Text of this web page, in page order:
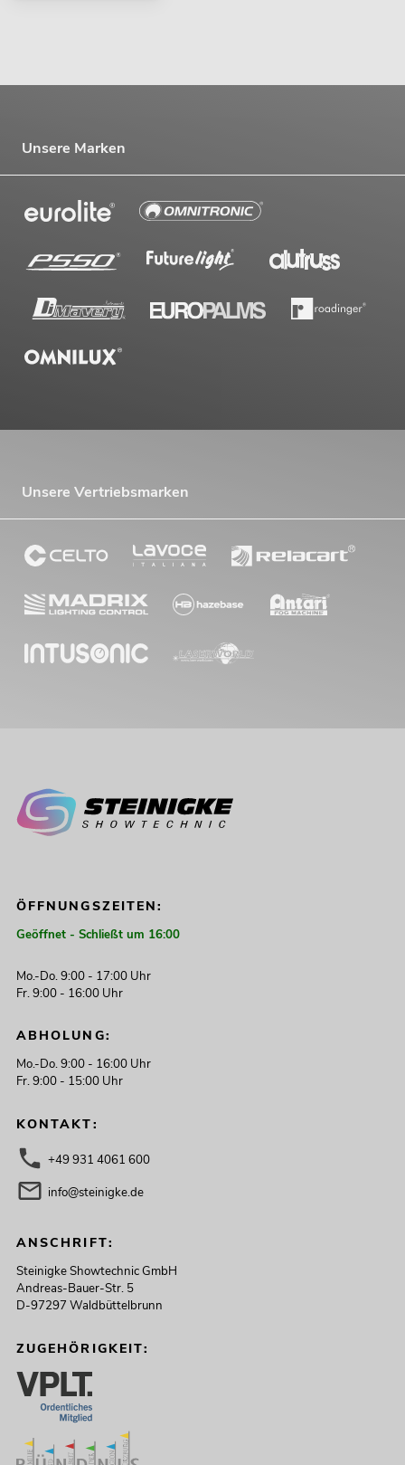
Unsere Marken
Unsere Vertriebsmarken
ÖFFNUNGSZEITEN:
Geöffnet - Schließt um 16:00
Mo.-Do. 9:00 - 17:00 Uhr
Fr. 9:00 - 16:00 Uhr
ABHOLUNG:
Mo.-Do. 9:00 - 16:00 Uhr
Fr. 9:00 - 15:00 Uhr
KONTAKT:
+49 931 4061 600
info@steinigke.de
ANSCHRIFT:
Steinigke Showtechnic GmbH
Andreas-Bauer-Str. 5
D-97297 Waldbüttelbrunn
ZUGEHÖRIGKEIT: